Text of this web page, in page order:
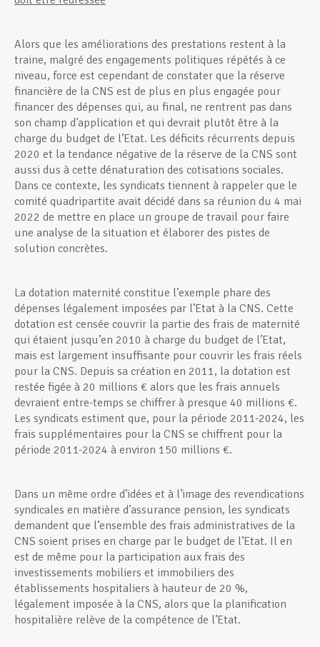
Alors que les améliorations des prestations restent à la
traine, malgré des engagements politiques répétés à ce
niveau, force est cependant de constater que la réserve
financière de la CNS est de plus en plus engagée pour
financer des dépenses qui, au final, ne rentrent pas dans
son champ d’application et qui devrait plutôt être à la
charge du budget de l’Etat. Les déficits récurrents depuis
2020 et la tendance négative de la réserve de la CNS sont
aussi dus à cette dénaturation des cotisations sociales.
Dans ce contexte, les syndicats tiennent à rappeler que le
comité quadripartite avait décidé dans sa réunion du 4 mai
2022 de mettre en place un groupe de travail pour faire
une analyse de la situation et élaborer des pistes de
solution concrètes.
La dotation maternité constitue l’exemple phare des
dépenses légalement imposées par l’Etat à la CNS. Cette
dotation est censée couvrir la partie des frais de maternité
qui étaient jusqu’en 2010 à charge du budget de l’Etat,
mais est largement insuffisante pour couvrir les frais réels
pour la CNS. Depuis sa création en 2011, la dotation est
restée figée à 20 millions € alors que les frais annuels
devraient entre-temps se chiffrer à presque 40 millions €.
Les syndicats estiment que, pour la période 2011-2024, les
frais supplémentaires pour la CNS se chiffrent pour la
période 2011-2024 à environ 150 millions €.
Dans un même ordre d’idées et à l’image des revendications
syndicales en matière d’assurance pension, les syndicats
demandent que l’ensemble des frais administratives de la
CNS soient prises en charge par le budget de l’Etat. Il en
est de même pour la participation aux frais des
investissements mobiliers et immobiliers des
établissements hospitaliers à hauteur de 20 %,
légalement imposée à la CNS, alors que la planification
hospitalière relève de la compétence de l’Etat.